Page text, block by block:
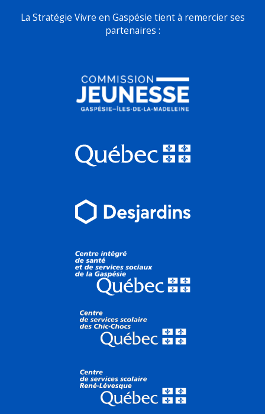
La Stratégie Vivre en Gaspésie tient à remercier ses
partenaires :